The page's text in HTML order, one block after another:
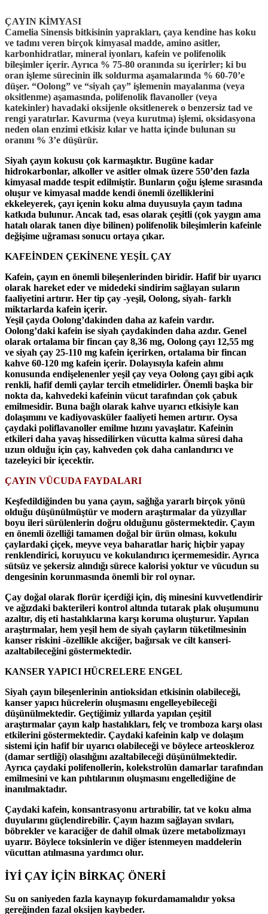
ÇAYIN KİMYASI
Camelia Sinensis bitkisinin yaprakları, çaya kendine has koku
ve tadını veren birçok kimyasal madde, amino asitler,
karbonhidratlar, mineral iyonları, kafein ve polifenolik
bileşimler içerir. Ayrıca % 75-80 oranında su içerirler; ki bu
oran işleme sürecinin ilk soldurma aşamalarında % 60-70’e
düşer. “Oolong” ve “siyah çay” işlemenin mayalanma (veya
oksitlenme) aşamasında, polifenolik flavanoller (veya
katekinler) havadaki oksijenle oksitlenerek o benzersiz tad ve
rengi yaratırlar. Kavurma (veya kurutma) işlemi, oksidasyona
neden olan enzimi etkisiz kılar ve hatta içinde bulunan su
oranını % 3’e düşürür.
Siyah çayın kokusu çok karmaşıktır. Bugüne kadar
hidrokarbonlar, alkoller ve asitler olmak üzere 550’den fazla
kimyasal madde tespit edilmiştir. Bunların çoğu işleme sırasında
oluşur ve kimyasal madde kendi önemli özelliklerini
ekkeleyerek, çayı içenin koku alma duyusuyla çayın tadına
katkıda bulunur. Ancak tad, esas olarak çeşitli (çok yaygın ama
hatalı olarak tanen diye bilinen) polifenolik bileşimlerin kafeinle
değişime uğraması sonucu ortaya çıkar.
KAFEİNDEN ÇEKİNENE YEŞİL ÇAY
Kafein, çayın en önemli bileşenlerinden biridir. Hafif bir uyarıcı
olarak hareket eder ve midedeki sindirim sağlayan suların
faaliyetini artırır. Her tip çay -yeşil, Oolong, siyah- farklı
miktarlarda kafein içerir.
Yeşil çayda Oolong’dakinden daha az kafein vardır.
Oolong’daki kafein ise siyah çaydakinden daha azdır. Genel
olarak ortalama bir fincan çay 8,36 mg, Oolong çayı 12,55 mg
ve siyah çay 25-110 mg kafein içerirken, ortalama bir fincan
kahve 60-120 mg kafein içerir. Dolayısıyla kafein alımı
konusunda endişelenenler yeşil çay veya Oolong çayı gibi açık
renkli, hafif demli çaylar tercih etmelidirler. Önemli başka bir
nokta da, kahvedeki kafeinin vücut tarafından çok çabuk
emilmesidir. Buna bağlı olarak kahve uyarıcı etkisiyle kan
dolaşımını ve kadiyovasküler faaliyeti hemen artırır. Oysa
çaydaki poliflavanoller emilme hızını yavaşlatır. Kafeinin
etkileri daha yavaş hissedilirken vücutta kalma süresi daha
uzun olduğu için çay, kahveden çok daha canlandırıcı ve
tazeleyici bir içecektir.
ÇAYIN VÜCUDA FAYDALARI
Keşfedildiğinden bu yana çayın, sağlığa yararlı birçok yönü
olduğu düşünülmüştür ve modern araştırmalar da yüzyıllar
boyu ileri sürülenlerin doğru olduğunu göstermektedir. Çayın
en önemli özelliği tamamen doğal bir ürün olması, kokulu
çaylardaki çiçek, meyve veya baharatlar hariç hiçbir yapay
renklendirici, koruyucu ve kokulandırıcı içermemesidir. Ayrıca
sütsüz ve şekersiz alındığı sürece kalorisi yoktur ve vücudun su
dengesinin korunmasında önemli bir rol oynar.
Çay doğal olarak florür içerdiği için, diş minesini kuvvetlendirir
ve ağızdaki bakterileri kontrol altında tutarak plak oluşumunu
azaltır, diş eti hastalıklarına karşı koruma oluşturur. Yapılan
araştırmalar, hem yeşil hem de siyah çayların tüketilmesinin
kanser riskini -özellikle akciğer, bağırsak ve cilt kanseri-
azaltabileceğini göstermektedir.
KANSER YAPICI HÜCRELERE ENGEL
Siyah çayın bileşenlerinin antioksidan etkisinin olabileceği,
kanser yapıcı hücrelerin oluşmasını engelleyebileceği
düşünülmektedir. Geçtiğimiz yıllarda yapılan çeşitil
araştırmalar çayın kalp hastalıkları, felç ve tromboza karşı olası
etkilerini göstermektedir. Çaydaki kafeinin kalp ve dolaşım
sistemi için hafif bir uyarıcı olabileceği ve böylece arteoskleroz
(damar sertliği) olasılığını azaltabileceği düşünülmektedir.
Ayrıca çaydaki polifenollerin, kolekstrolün damarlar tarafından
emilmesini ve kan pıhtılarının oluşmasını engellediğine de
inanılmaktadır.
Çaydaki kafein, konsantrasyonu artırabilir, tat ve koku alma
duyularını güçlendirebilir. Çayın hazım sağlayan sıvıları,
böbrekler ve karaciğer de dahil olmak üzere metabolizmayı
uyarır. Böylece toksinlerin ve diğer istenmeyen maddelerin
vücuttan atılmasına yardımcı olur.
İYİ ÇAY İÇİN BİRKAÇ ÖNERİ
Su on saniyeden fazla kaynayıp fokurdamamalıdır yoksa
gereğinden fazal oksijen kaybeder.